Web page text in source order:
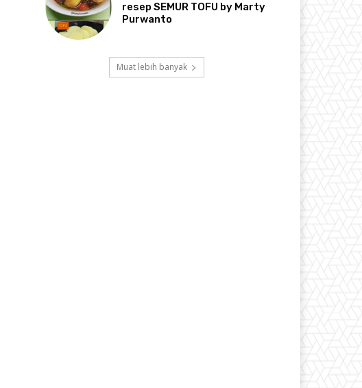
resep SEMUR TOFU by Marty
Purwanto
Muat lebih banyak